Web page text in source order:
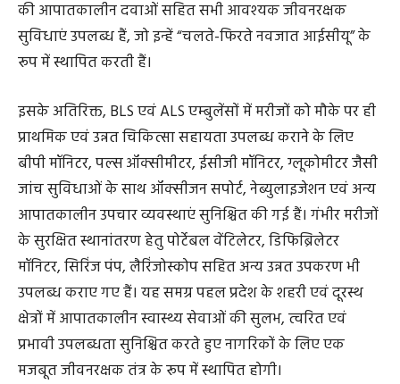
की आपातकालीन दवाओं सहित सभी आवश्यक जीवनरक्षक
सुविधाएं उपलब्ध हैं, जो इन्हें “चलते-फिरते नवजात आईसीयू” के
रूप में स्थापित करती हैं।
इसके अतिरिक्त, BLS एवं ALS एम्बुलेंसों में मरीजों को मौके पर ही
प्राथमिक एवं उन्नत चिकित्सा सहायता उपलब्ध कराने के लिए
बीपी मॉनिटर, पल्स ऑक्सीमीटर, ईसीजी मॉनिटर, ग्लूकोमीटर जैसी
जांच सुविधाओं के साथ ऑक्सीजन सपोर्ट, नेब्युलाइजेशन एवं अन्य
आपातकालीन उपचार व्यवस्थाएं सुनिश्चित की गई हैं। गंभीर मरीजों
के सुरक्षित स्थानांतरण हेतु पोर्टेबल वेंटिलेटर, डिफिब्रिलेटर
मॉनिटर, सिरिंज पंप, लैरिंजोस्कोप सहित अन्य उन्नत उपकरण भी
उपलब्ध कराए गए हैं। यह समग्र पहल प्रदेश के शहरी एवं दूरस्थ
क्षेत्रों में आपातकालीन स्वास्थ्य सेवाओं की सुलभ, त्वरित एवं
प्रभावी उपलब्धता सुनिश्चित करते हुए नागरिकों के लिए एक
मजबूत जीवनरक्षक तंत्र के रूप में स्थापित होगी।